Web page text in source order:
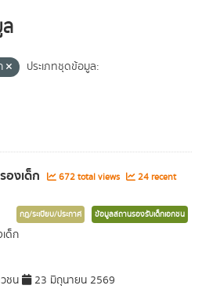
ประเภทชุดข้อมูล:
งเด็ก 672 total views
24 recent
กฎ/ระเบียบ/ประกาศ ข้อมูลสถานรองรับเด็กเอกชน
ด็ก
ชน 23 มิถุนายน 2569